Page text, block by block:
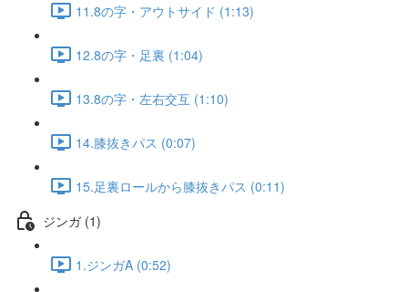
11.8の字・アウトサイド (1:13)
12.8の字・足裏 (1:04)
13.8の字・左右交互 (1:10)
14.膝抜きパス (0:07)
15.足裏ロールから膝抜きパス (0:11)
ジンガ (1)
1.ジンガA (0:52)